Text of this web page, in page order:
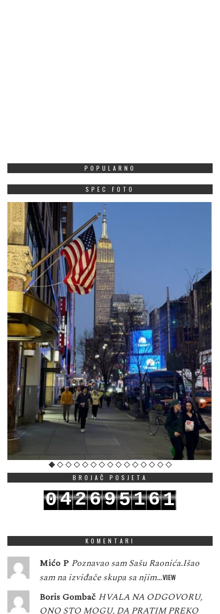
POPULARNO
SPEC FOTO
BROJAČ POSJETA
042695161
KOMENTARI
Mićo P Poznavao sam Sašu Raonića.Išao
sam na izviđače skupa sa njim…VIEW
Boris Gombač HVALA NA ODGOVORU,
ONO STO MOGU, DA PRATIM PREKO